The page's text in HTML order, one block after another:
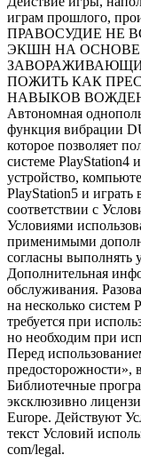
играм прошлого,
ПРАВОСУДИЕ НЕ
ЭКШН НА ОСНОВЕ
ПОЖИТЬ КАК
НАВЫКОВ
Автономная
функция вибрации
которое позволяет
системе PlayStation4
устройство,
PlayStation5 и играть
соответствии с
Условиями
применимыми
согласны выполнять
Дополнительная
обслуживания.
на несколько систем
требуется при
но необходим при
Перед
предосторожности»,
Библиотечные
эксклюзивно
Europe. Действуют
текст Условий
com/legal.